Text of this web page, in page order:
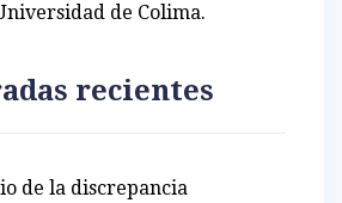
de Colima.
recientes
de la discrepancia